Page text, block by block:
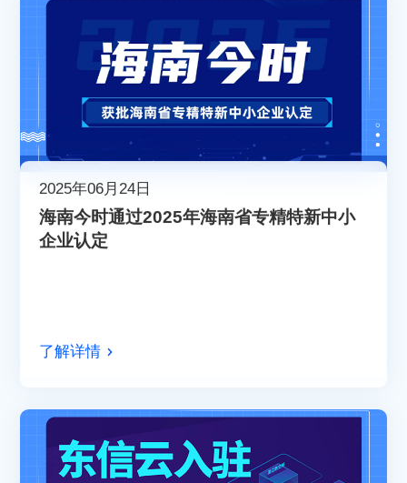
2025年06月24日
海南今时通过2025年海南省专精特新中小
企业认定
了解详情